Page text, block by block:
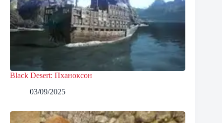
Black Desert: Пханоксон
03/09/2025